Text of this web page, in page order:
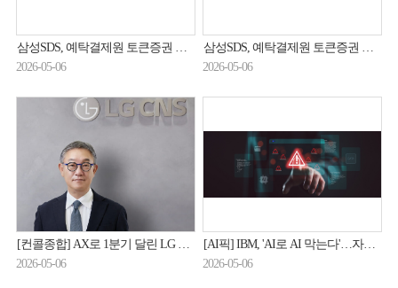
삼성SDS, 예탁결제원 토큰증권 플랫폼 구축 사업 수주
2026-05-06
삼성SDS, 예탁결제원 토큰증권 플랫폼 구축 사업 수주
2026-05-06
[컨콜종합] AX로 1분기 달린 LG CNS, 로봇·금융·해외 '전선 확대'
2026-05-06
[AI픽] IBM, 'AI로 AI 막는다'…자율형 보안 공개
2026-05-06